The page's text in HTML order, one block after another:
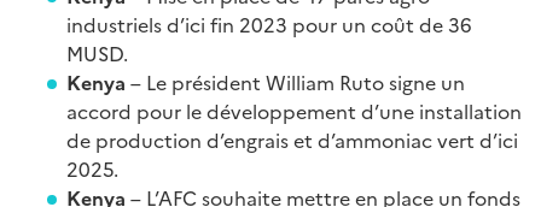
industriels d’ici fin 2023 pour un coût de 36
MUSD.
Kenya – Le président William Ruto signe un
accord pour le développement d’une installation
de production d’engrais et d’ammoniac vert d’ici
2025.
Kenya – L’AFC souhaite mettre en place un fonds